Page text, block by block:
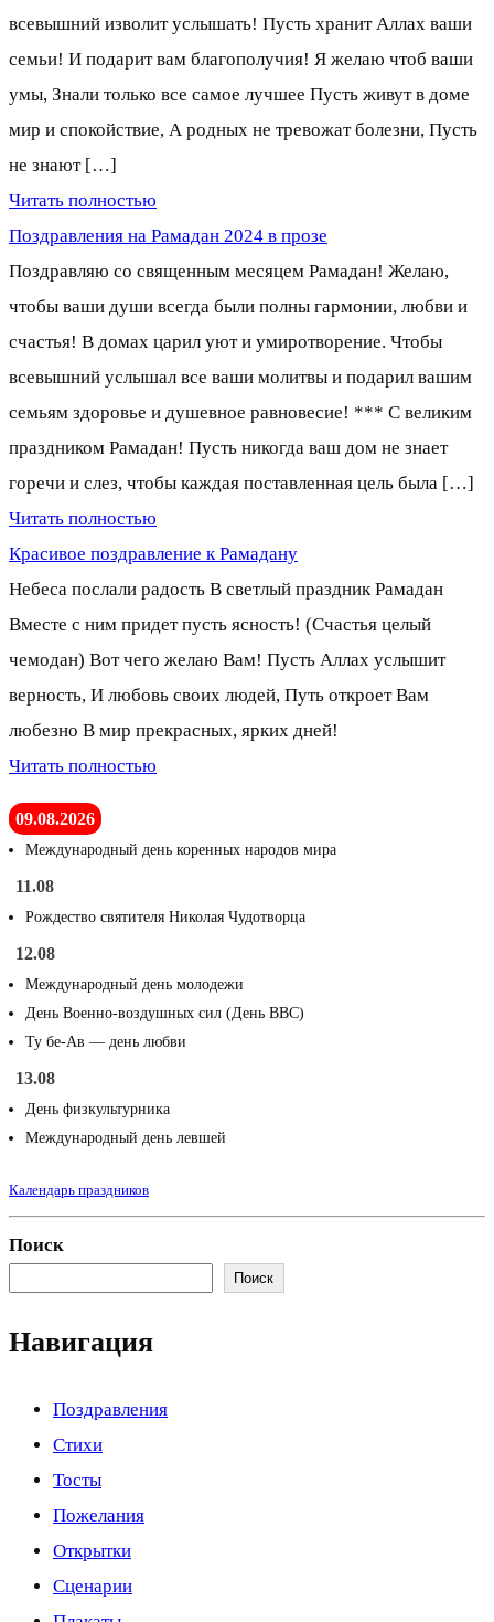
всевышний изволит услышать! Пусть хранит Аллах ваши
семьи! И подарит вам благополучия! Я желаю чтоб ваши
умы, Знали только все самое лучшее Пусть живут в доме
мир и спокойствие, А родных не тревожат болезни, Пусть
не знают […]
Читать полностью
Поздравления на Рамадан 2024 в прозе
Поздравляю со священным месяцем Рамадан! Желаю,
чтобы ваши души всегда были полны гармонии, любви и
счастья! В домах царил уют и умиротворение. Чтобы
всевышний услышал все ваши молитвы и подарил вашим
семьям здоровье и душевное равновесие! *** С великим
праздником Рамадан! Пусть никогда ваш дом не знает
горечи и слез, чтобы каждая поставленная цель была […]
Читать полностью
Красивое поздравление к Рамадану
Небеса послали радость В светлый праздник Рамадан
Вместе с ним придет пусть ясность! (Счастья целый
чемодан) Вот чего желаю Вам! Пусть Аллах услышит
верность, И любовь своих людей, Путь откроет Вам
любезно В мир прекрасных, ярких дней!
Читать полностью
09.08.2026
Международный день коренных народов мира
11.08
Рождество святителя Николая Чудотворца
12.08
Международный день молодежи
День Военно-воздушных сил (День ВВС)
Ту бе-Ав — день любви
13.08
День физкультурника
Международный день левшей
Календарь праздников
Поиск
Поиск
Навигация
Поздравления
Стихи
Тосты
Пожелания
Открытки
Сценарии